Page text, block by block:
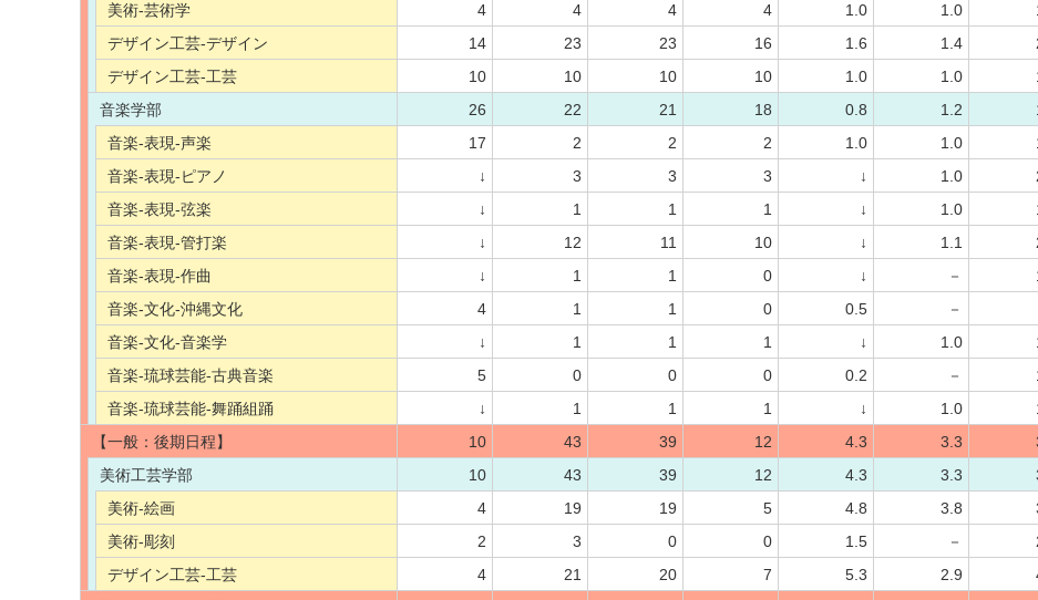
美術-芸術学
4 4 4 4 1.0 1.0
デザイン工芸-デザイン
14 23 23 16 1.6 1.4
デザイン工芸-工芸
10 10 10 10 1.0 1.0
音楽学部
26 22 21 18 0.8 1.2
音楽-表現-声楽
17 2 2 2 1.0 1.0
音楽-表現-ピアノ
↓ 3 3 3 ↓ 1.0
音楽-表現-弦楽
↓ 1 1 1 ↓ 1.0
音楽-表現-管打楽
↓ 12 11 10 ↓ 1.1
音楽-表現-作曲
↓ 1 1 0 ↓ －
音楽-文化-沖縄文化
4 1 1 0 0.5 －
音楽-文化-音楽学
↓ 1 1 1 ↓ 1.0
音楽-琉球芸能-古典音楽
5 0 0 0 0.2 －
音楽-琉球芸能-舞踊組踊
↓ 1 1 1 ↓ 1.0
【一般：後期日程】
10 43 39 12 4.3 3.3
美術工芸学部
10 43 39 12 4.3 3.3
美術-絵画
4 19 19 5 4.8 3.8
美術-彫刻
2 3 0 0 1.5 －
デザイン工芸-工芸
4 21 20 7 5.3 2.9